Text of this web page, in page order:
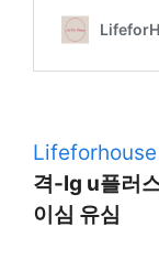
Lifeforhouse
격-lg u플러
이심 유심